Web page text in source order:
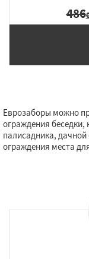
486
Еврозаборы можно
ограждения беседки,
палисадника,
ограждения места